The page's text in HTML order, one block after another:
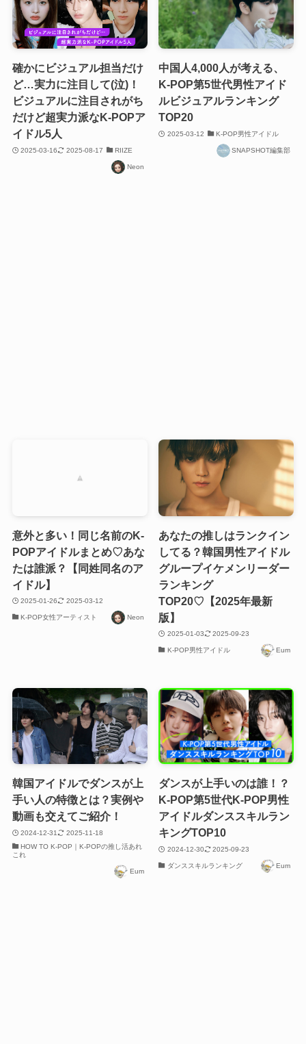
確かにビジュアル担当だけ
ど…実力に注目して(泣)！
ビジュアルに注目されがち
だけど超実力派なK-POPア
イドル5人
2025-03-16 2025-08-17 RIIZE
Neon
中国人4,000人が考える、
K-POP第5世代男性アイド
ルビジュアルランキング
TOP20
2025-03-12 K-POP男性アイドル
SNAPSHOT編集部
意外と多い！同じ名前のK-
POPアイドルまとめ♡あな
たは誰派？【同姓同名のア
イドル】
2025-01-26 2025-03-12
K-POP女性アーティスト Neon
あなたの推しはランクイン
してる？韓国男性アイドル
グループイケメンリーダー
ランキング
TOP20♡【2025年最新
版】
2025-01-03 2025-09-23
K-POP男性アイドル Eum
韓国アイドルでダンスが上
手い人の特徴とは？実例や
動画も交えてご紹介！
2024-12-31
2025-11-18
HOW TO K-POP｜K-POPの推し活あれ
これ
Eum
ダンスが上手いのは誰！？
K-POP第5世代K-POP男性
アイドルダンススキルラン
キングTOP10
2024-12-30 2025-09-23
ダンススキルランキング Eum